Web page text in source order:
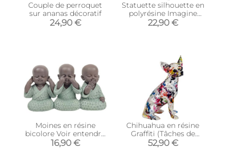
Couple de perroquet
sur ananas décoratif
24,90 €
Statuette silhouette en
polyrésine Imagine
(Noir)
22,90 €
Moines en résine
bicolore Voir entendre
parler
16,90 €
Chihuahua en résine
Graffiti (Tâches de
peinture)
52,90 €